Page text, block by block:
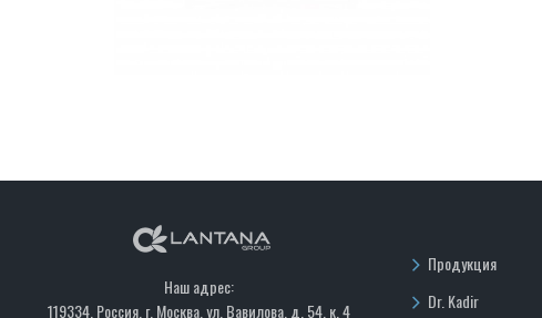
Наш адрес:
119334, Россия, г. Москва, ул. Вавилова, д. 54, к. 4
Продукция
Dr. Kadir